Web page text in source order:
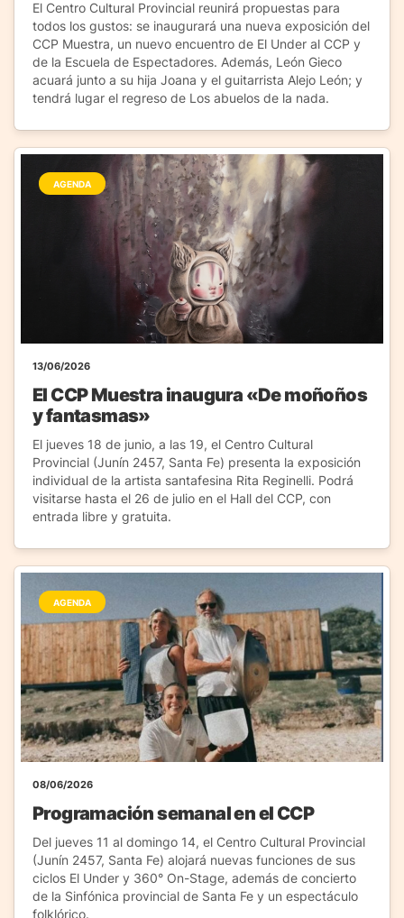
El Centro Cultural Provincial reunirá propuestas para
todos los gustos: se inaugurará una nueva exposición del
CCP Muestra, un nuevo encuentro de El Under al CCP y
de la Escuela de Espectadores. Además, León Gieco
acuará junto a su hija Joana y el guitarrista Alejo León; y
tendrá lugar el regreso de Los abuelos de la nada.
AGENDA
13/06/2026
El CCP Muestra inaugura «De moñoños
y fantasmas»
El jueves 18 de junio, a las 19, el Centro Cultural
Provincial (Junín 2457, Santa Fe) presenta la exposición
individual de la artista santafesina Rita Reginelli. Podrá
visitarse hasta el 26 de julio en el Hall del CCP, con
entrada libre y gratuita.
AGENDA
08/06/2026
Programación semanal en el CCP
Del jueves 11 al domingo 14, el Centro Cultural Provincial
(Junín 2457, Santa Fe) alojará nuevas funciones de sus
ciclos El Under y 360° On-Stage, además de concierto
de la Sinfónica provincial de Santa Fe y un espectáculo
folklórico.